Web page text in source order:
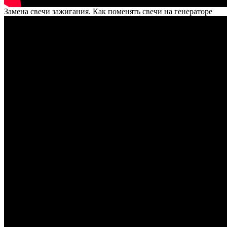
Замена свечи зажигания. Как поменять свечи на генераторе